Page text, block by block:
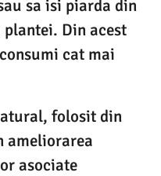
sa isi piarda din
Din acest
cat mai
folosit din
ameliorarea
asociate